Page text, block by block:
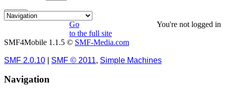
You're not logged in
Go
to the full site
SMF4Mobile 1.1.5 © SMF-Media.com
SMF 2.0.10 SMF © 2011, Simple Machines
Navigation